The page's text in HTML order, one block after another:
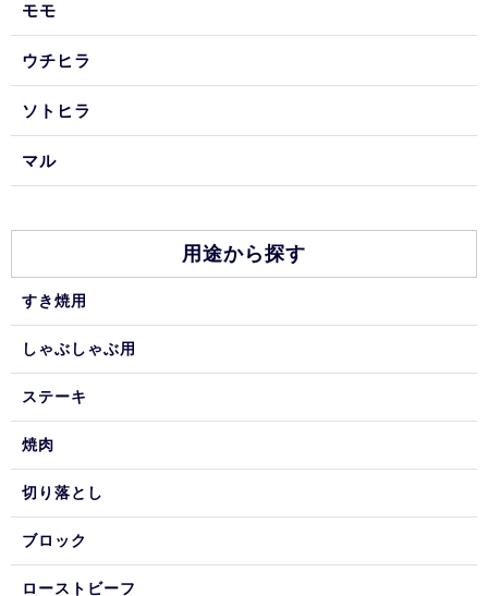
モモ
ウチヒラ
ソトヒラ
マル
用途から探す
すき焼用
しゃぶしゃぶ用
ステーキ
焼肉
切り落とし
ブロック
ローストビーフ